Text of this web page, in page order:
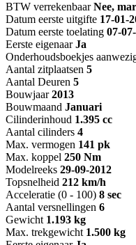
BTW verrekenbaar Nee,
Datum eerste uitgifte 17-01-
Datum eerste toelating 07-
Eerste eigenaar Ja
Onderhoudsboekjes
Aantal zitplaatsen 5
Aantal Deuren 5
Bouwjaar 2013
Bouwmaand Januari
Cilinderinhoud 1.395 cc
Aantal cilinders 4
Max. vermogen 141 pk
Max. koppel 250 Nm
Modelreeks 29-09-2012
Topsnelheid 212 km/h
Acceleratie (0 - 100) 8 sec
Aantal versnellingen 6
Gewicht 1.193 kg
Max. trekgewicht 1.500 kg